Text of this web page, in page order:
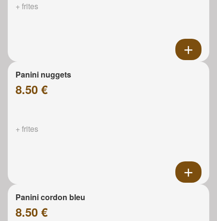
+ frites
Panini nuggets
8.50 €
+ frites
Panini cordon bleu
8.50 €